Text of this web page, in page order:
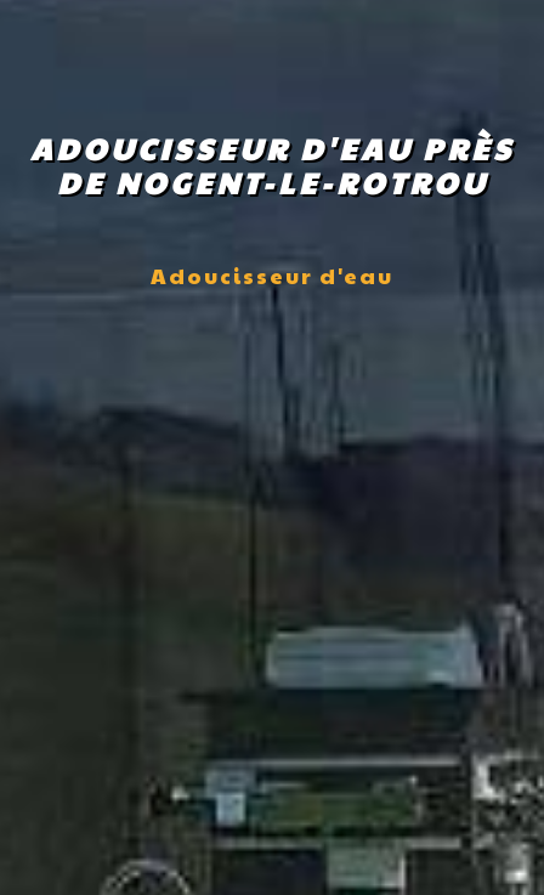
ADOUCISSEUR D'EAU PRÈS
DE NOGENT-LE-ROTROU
Adoucisseur d'eau